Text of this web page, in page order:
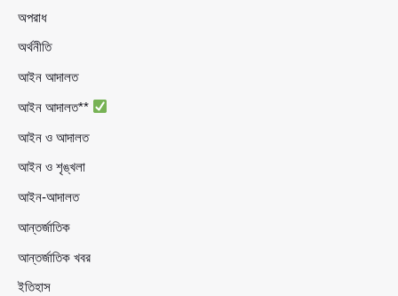
অপরাধ
অর্থনীতি
আইন আদালত
আইন আদালত**
আইন ও আদালত
আইন ও শৃঙ্খলা
আইন-আদালত
আন্তর্জাতিক
আন্তর্জাতিক খবর
ইতিহাস